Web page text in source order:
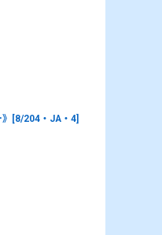
》[8/204・JA・4]